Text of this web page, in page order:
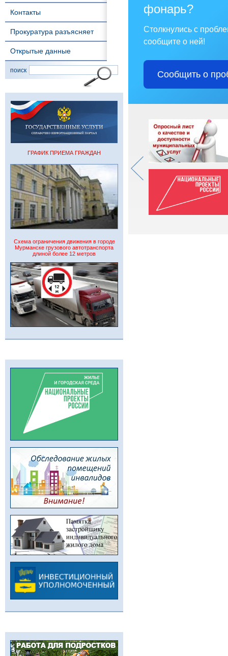
Контакты
Прокуратура разъясняет
Открытые данные
поиск
ГРАФИК ПРИЕМА ГРАЖДАН
Схема ограничения движения в городе
Мурманске грузового автотранспорта
длиной более 12 метров
фонарь?
Столкнулись с
сообщите о ней!
Сообщить о